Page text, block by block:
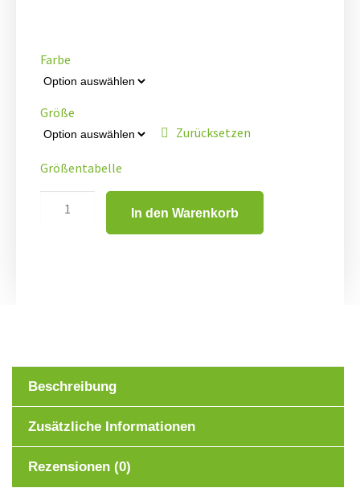
Farbe
Größe
Zurücksetzen
Größentabelle
In den Warenkorb
Beschreibung
Zusätzliche Informationen
Rezensionen (0)